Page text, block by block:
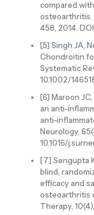
compared
osteoarthritis.
458, 2014.
[5] Singh JA,
Chondroitin
Systematic
10.1002/
[6] Maroon
an anti-
anti-
Neurology,
10.1016/
[7] Sengupta
blind,
efficacy and
osteoarthritis
Therapy,